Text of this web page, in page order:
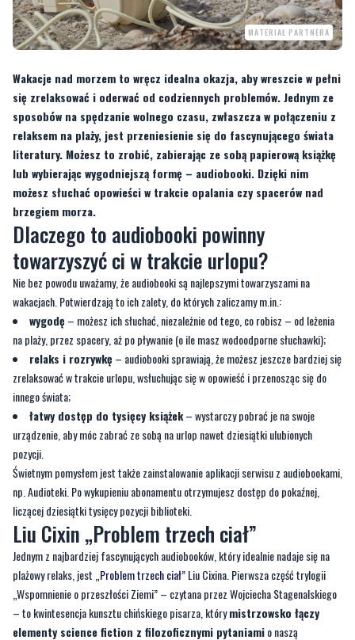
Wakacje nad morzem to wręcz idealna okazja, aby wreszcie w pełni
się zrelaksować i oderwać od codziennych problemów. Jednym ze
relaksem na plaży, jest przeniesienie się do fascynującego świata
literatury. Możesz to zrobić, zabierając ze sobą papierową książkę
lub wybierając wygodniejszą formę – audiobooki. Dzięki nim
możesz słuchać opowieści w trakcie opalania czy spacerów nad
brzegiem morza.
Dlaczego to audiobooki powinny
towarzyszyć ci w trakcie urlopu?
Nie bez powodu uważamy, że audiobooki są najlepszymi towarzyszami na
wakacjach. Potwierdzają to ich zalety, do których zaliczamy m.in.:
wygodę– możesz ich słuchać, niezależnie od tego, co robisz – od leżenia
na plaży, przez spacery, aż po pływanie (o ile masz wodoodporne słuchawki);
relaks i rozrywkę– audiobooki sprawiają, że możesz jeszcze bardziej się
zrelaksować w trakcie urlopu, wsłuchując się w opowieść i przenosząc się do
innego świata;
łatwy dostęp do tysięcy książek– wystarczy pobrać je na swoje
urządzenie, aby móc zabrać ze sobą na urlop nawet dziesiątki ulubionych
pozycji.
Świetnym pomysłem jest także zainstalowanie aplikacji serwisu z audiobookami,
np. Audioteki. Po wykupieniu abonamentu otrzymujesz dostęp do pokaźnej,
liczącej dziesiątki tysięcy pozycji biblioteki.
Liu Cixin „Problem trzech ciał”
Jednym z najbardziej fascynujących audiobooków, który idealnie nadaje się na
plażowy relaks, jest „Problem trzech ciał” Liu Cixina. Pierwsza część trylogii
„Wspomnienie o przeszłości Ziemi” – czytana przez Wojciecha Stagenalskiego
– to kwintesencja kunsztu chińskiego pisarza, którymistrzowsko łączy
elementy science fiction z filozoficznymi pytaniamio naszą
egzystencję.
Fabuła rozpoczyna sięw czasach rewolucji kulturalnej w Chinach, gdzie
młoda astrofizyczka, Ye Wenjie, odkrywa sygnał pochodzący z kosmosu. Z